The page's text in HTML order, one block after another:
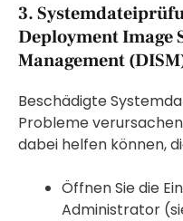
3.
Deployment Image
Management
Beschädigte
Probleme
dabei helfen können,
Öffnen Sie die
Administrator